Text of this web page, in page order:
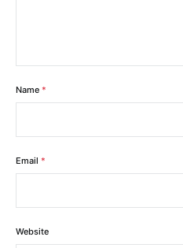
Name *
Email *
Website